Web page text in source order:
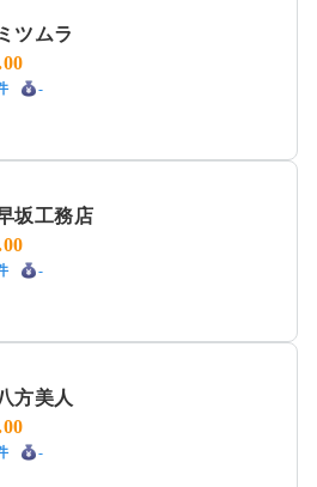
ツムラ
-
坂工務店
-
方美人
-